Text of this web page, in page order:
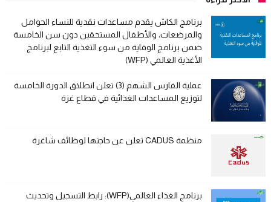
برنامج الكاش يقدم مساعدات نقدية للنساء الحوامل
والمرضعات، والأطفال المستحقين دون سن الخامسة
ضمن برنامج الوقاية من سوء التغذية التابع لبرنامج
الأغذية العالمي (WFP)
عملية الفارس الشهم (3) تعلن انطلاق الدورة الخامسة
لتوزيع المساعدات الغذائية في قطاع غزة
منظمة CADUS تعلن عن حاجتها لوظائف شاغرة
برنامج الغذاء العالمي(WFP): رابط التسجيل وتحديث